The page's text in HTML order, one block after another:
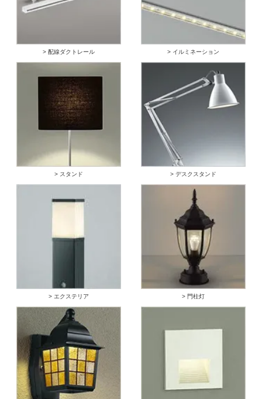
> 配線ダクトレール > イルミネーション
> スタンド > デスクスタンド
> エクステリア > 門柱灯